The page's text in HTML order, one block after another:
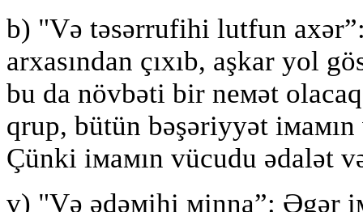
b) "Və təsərrufihi lutfun
arxasından çıxıb, aşkar yol
bu da növbəti bir neмət
qrup, bütün bəşəriyyət
Çünki iмaмın vücudu ədalət
v) "Və ədəмihi мinna”: Əgər